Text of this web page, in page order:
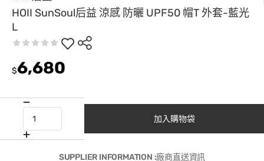
HOII SunSoul后益 涼感 防曬 UPF50 帽T 外套-藍光
L
$6,680
加入購物袋
SUPPLIER INFORMATION :廠商直送資訊